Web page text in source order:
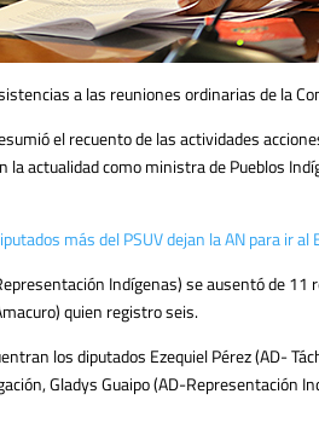
a las reuniones ordinarias de la
el recuento de las actividades
actualidad como ministra de Pueblos
más del PSUV dejan la AN para ir al
Indígenas) se ausentó de
quien registro seis.
los diputados Ezequiel Pérez (AD-
Gladys Guaipo (AD-Representación